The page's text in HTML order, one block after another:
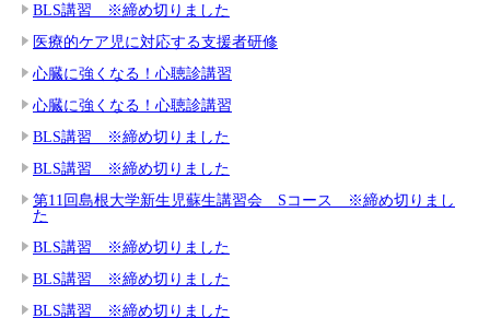
BLS講習 ※締め切りました
医療的ケア児に対応する支援者研修
心臓に強くなる！心聴診講習
心臓に強くなる！心聴診講習
BLS講習 ※締め切りました
BLS講習 ※締め切りました
第11回島根大学新生児蘇生講習会 Sコース ※締め切りまし
た
BLS講習 ※締め切りました
BLS講習 ※締め切りました
BLS講習 ※締め切りました